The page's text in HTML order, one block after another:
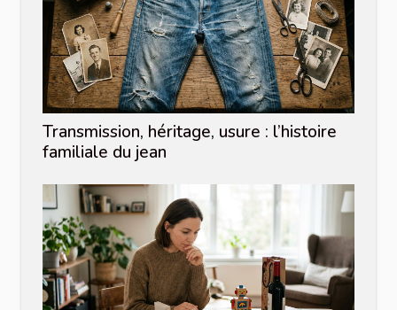
Transmission, héritage, usure : l’histoire
familiale du jean